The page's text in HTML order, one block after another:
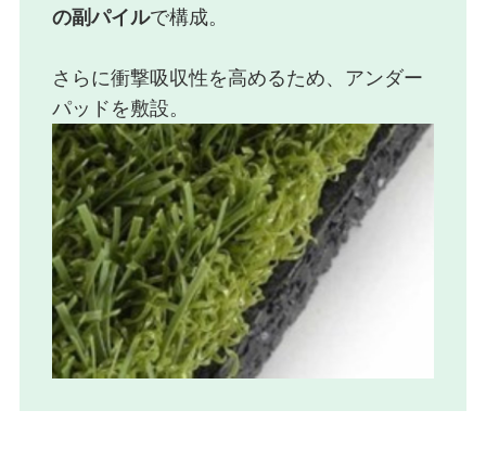
の副パイルで構成。
さらに衝撃吸収性を高めるため、アンダー
パッドを敷設。